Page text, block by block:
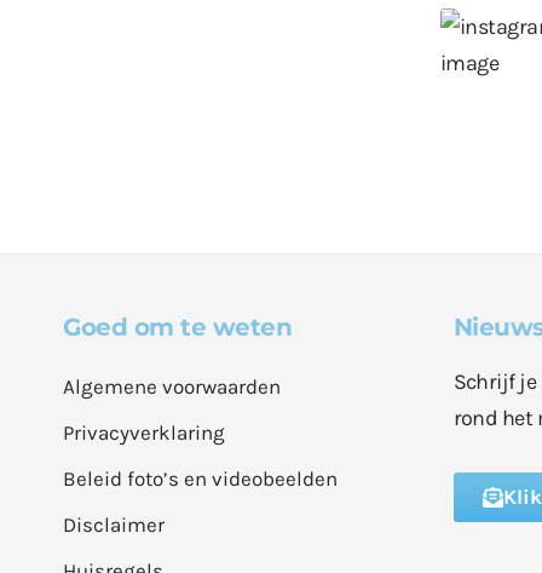
Goed om te weten
Algemene voorwaarden
Privacyverklaring
Beleid foto’s en videobeelden
Disclaimer
Schrijf je
rond het